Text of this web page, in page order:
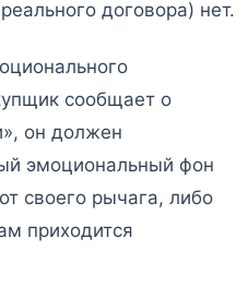
договора) нет.
сообщает о
он должен
эмоциональный фон
своего рычага, либо
приходится